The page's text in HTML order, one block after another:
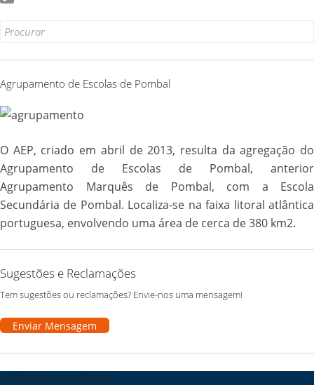
Link
Search
Agrupamento de Escolas de Pombal
O AEP, criado em abril de 2013, resulta da agregação do
Agrupamento de Escolas de Pombal, anterior
Agrupamento Marquês de Pombal, com a Escola
Secundária de Pombal. Localiza-se na faixa litoral atlântica
portuguesa, envolvendo uma área de cerca de 380 km2.
Sugestões e Reclamações
Tem sugestões ou reclamações? Envie-nos uma mensagem!
Enviar Mensagem
A Mensagem do Diretor